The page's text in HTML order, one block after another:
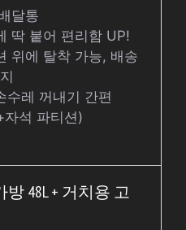
달통
딱 붙어 편리함 UP!
위에 탈착 가능, 배송
수레 꺼내기 간편
석 파티션)
방 48L + 거치용 고